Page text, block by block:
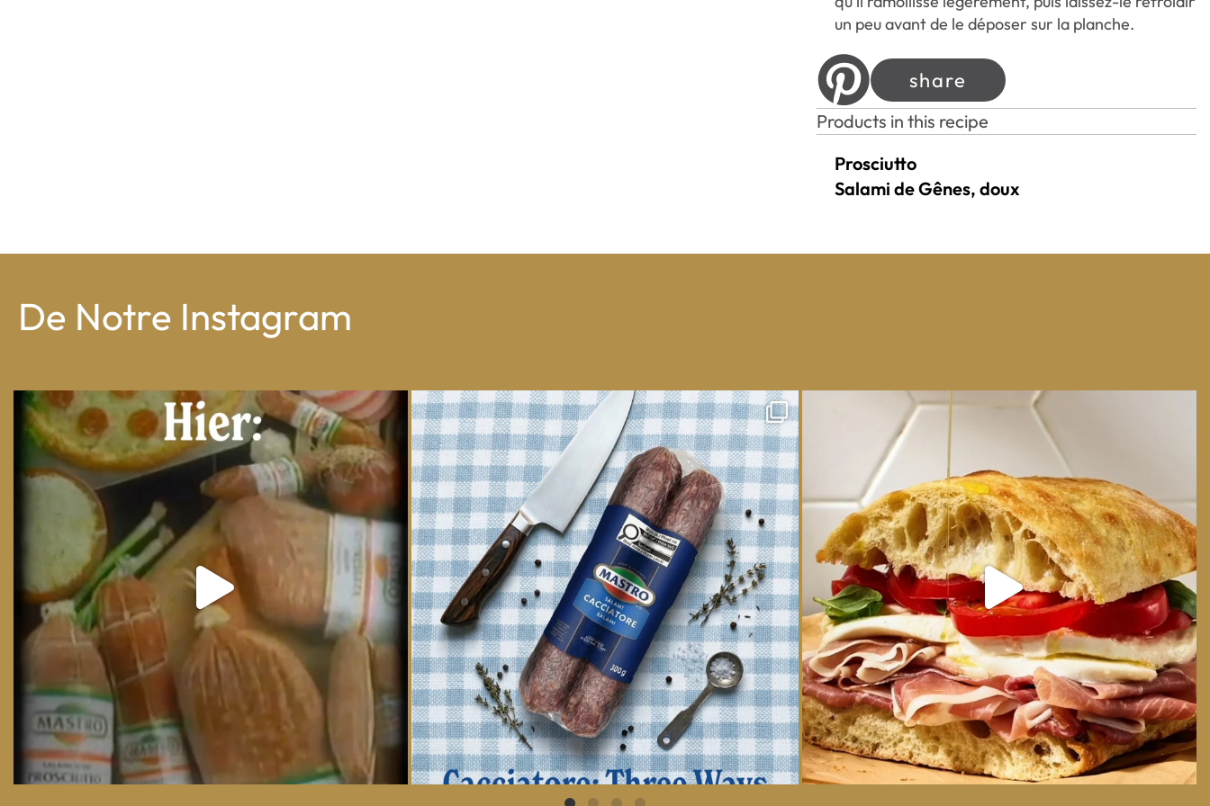
un peu avant de le déposer sur la planche.
share
Products in this recipe
Prosciutto
Salami de Gênes, doux
De Notre Instagram
From wood-paneled basements to candlelit condo...
8 0
One whole Mastro® Cacciatore Salami, so many
ways...
16 0
We can have Euro summer, right here at home
14 0